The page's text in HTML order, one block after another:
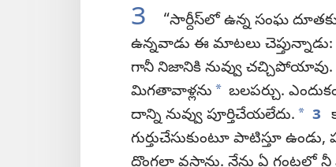
3 “సార్దీస్‌లో ఉన్న సంఘ
ఉన్నవాడు ఈ మాటలు చెప్తున్నాడు:
గానీ నిజానికి నువ్వు చచ్చిపోయావు.
మిగతావాళ్లను * బలపర్చు.
దాన్ని నువ్వు పూర్తిచేయలేదు. * 3
గుర్తుచేసుకుంటూ పాటిస్తూ
దొంగలా వస్తాను. నేను ఏ గంటలో నీ